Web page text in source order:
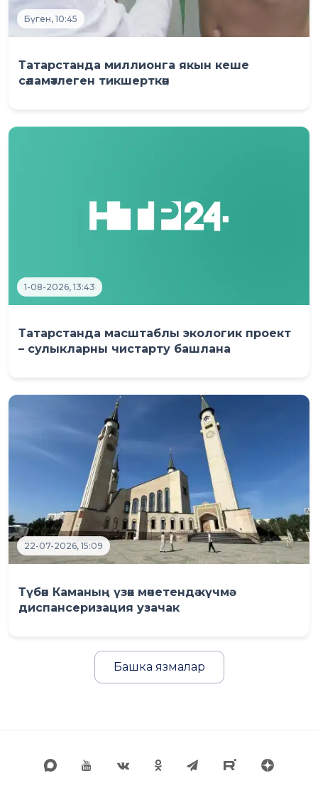
Бүген, 10:45
Татарстанда миллионга якын кеше
сәламәтлеген тикшерткән
1-08-2026, 13:43
Татарстанда масштаблы экологик проект
– сулыкларны чистарту башлана
22-07-2026, 15:09
Түбән Каманың үзәк мәчетендә күчмә
диспансеризация узачак
Башка язмалар